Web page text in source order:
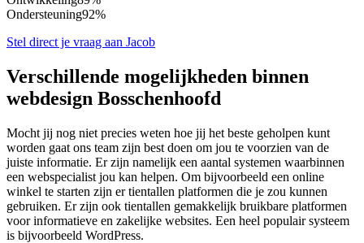
Ondersteuning92%
Stel direct je vraag aan Jacob
Verschillende mogelijkheden binnen
webdesign Bosschenhoofd
Mocht jij nog niet precies weten hoe jij het beste geholpen kunt
worden gaat ons team zijn best doen om jou te voorzien van de
juiste informatie. Er zijn namelijk een aantal systemen waarbinnen
een webspecialist jou kan helpen. Om bijvoorbeeld een online
winkel te starten zijn er tientallen platformen die je zou kunnen
gebruiken. Er zijn ook tientallen gemakkelijk bruikbare platformen
voor informatieve en zakelijke websites. Een heel populair systeem
is bijvoorbeeld WordPress.